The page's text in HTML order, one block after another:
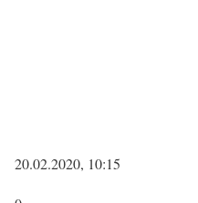
20.02.2020, 10:15